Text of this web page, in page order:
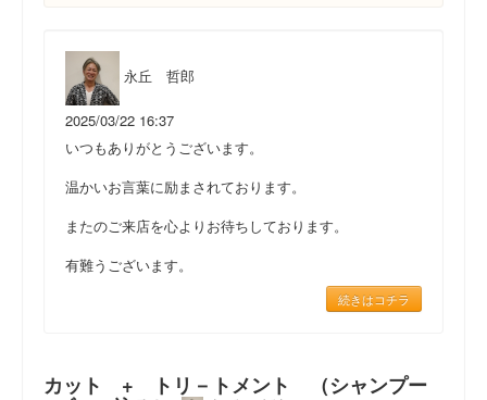
永丘 哲郎
2025/03/22 16:37
いつもありがとうございます。
温かいお言葉に励まされております。
またのご来店を心よりお待ちしております。
有難うございます。
続きはコチラ
カット + トリ－トメント （シャンプー